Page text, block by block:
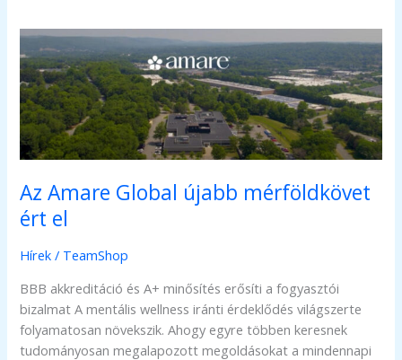
Az Amare Global újabb mérföldkövet
ért el
Hírek / TeamShop
BBB akkreditáció és A+ minősítés erősíti a fogyasztói
bizalmat A mentális wellness iránti érdeklődés világszerte
folyamatosan növekszik. Ahogy egyre többen keresnek
tudományosan megalapozott megoldásokat a mindennapi